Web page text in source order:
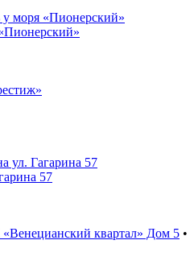
57
квартал» Дом 5 •